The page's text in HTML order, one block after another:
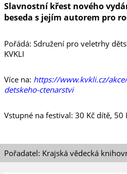
Slavnostní křest nového
beseda s jejím autorem pro
Pořádá: Sdružení pro veletrhy
KVKLI
Více na: https://www.kvkli.cz/
detskeho-ctenarstvi
Vstupné na festival: 30 Kč dítě, 50
Pořadatel: Krajská vědecká